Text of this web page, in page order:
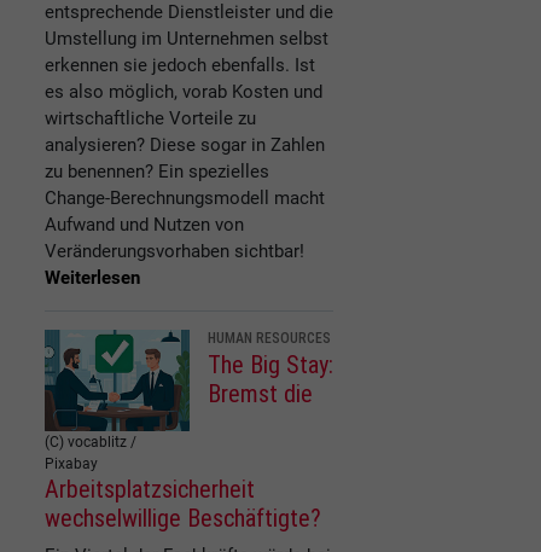
entsprechende Dienstleister und die
Umstellung im Unternehmen selbst
erkennen sie jedoch ebenfalls. Ist
es also möglich, vorab Kosten und
wirtschaftliche Vorteile zu
analysieren? Diese sogar in Zahlen
zu benennen? Ein spezielles
Change-Berechnungsmodell macht
Aufwand und Nutzen von
Veränderungsvorhaben sichtbar!
Weiterlesen
(C) vocablitz /
Pixabay
HUMAN RESOURCES
The Big Stay:
Bremst die
Arbeitsplatzsicherheit
wechselwillige Beschäftigte?